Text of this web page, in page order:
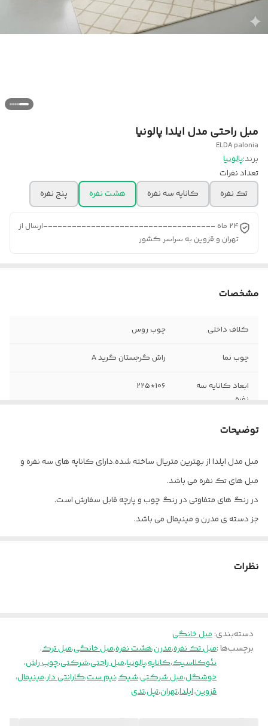
مبل راحتی مدل ایلدا پالونیا
ELDA palonia
برند:پالونیا
تعداد نفرات
تک نفره
کاناپه سه نفره هشت نفره پنج نفره
24 ماه ------------------------------------ارسال از
تهران و قزوین به سراسر کشور
مشخصات
کلاف داخلی چوب روس
چوب نما راش گرجستان گرید A
ابعاد کاناپه سه
نفره
106*225
ابعاد تک نفره
وزن ست 8 نفره بین 120 تا 130 کیلوگرم
اسفنج نشیمن
پشتی
توضیحات
مبل مدل ایلدا از بهترین متریال ساخته شده.دارای کاناپه های سه نفره و
مبل های تک نفره می باشد.
در رنگ های متفاوتی در رنگ چوب و پارچه قابل سفارش است.
جز دسته ی مدرن و مینیمال می باشد.
پالونیا برای خانه، برای محل کار
نظرات
دسته‌بندی:مبل خانگی
برچسب‌ها :مبل تک نفره،مدرن،هشت نفره،مبل خانگی،مبل ترک،
نئوکلاسیک،کاناپه،پالونیا،مبل راحتی،شرکتی،چوب راش،
خوشگل،مبل شرکتی،شیک،نیم ست،گارانتی دار،مینیمال،
قزوین،ایلدا،تهران،تپل،تدی